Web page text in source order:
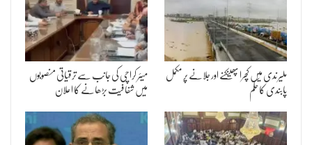
ملیر ندی میں کچرا پھینکنے اور جلانے پر مکمل
پابندی کا حکم
میئر کراچی کی جانب سے ترقیاتی منصوبوں
میں شفافیت بڑھانے کا اعلان